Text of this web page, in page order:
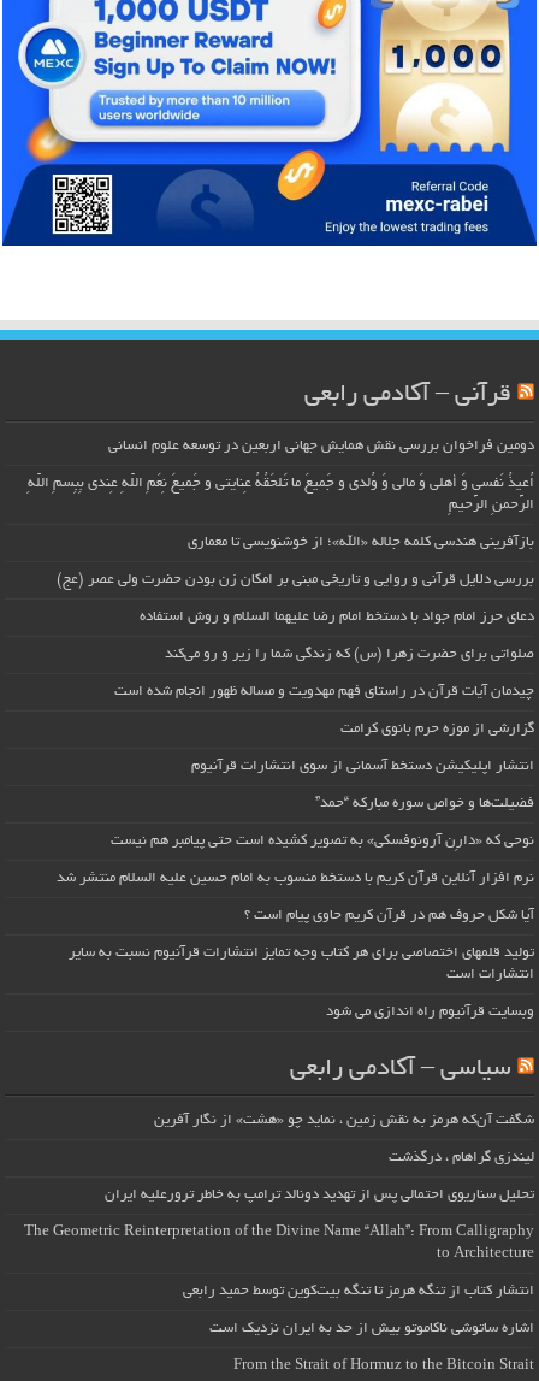
قرآنی – آکادمی رابعی
دومین فراخوان بررسی نقش همایش جهانی اربعین در توسعه علوم انسانی
اُعیذُ نَفسی وَ أهلی وَ مالی وَ وُلدی و جَمیعَ ما تَلحَقُهُ عِنایتی و جَمیعَ نِعَمِ اللّهِ عِندی بِبِسمِ اللّهِ
الرَّحمنِ الرَّحیمِ
بازآفرینی هندسی کلمه جلاله «الله»؛ از خوشنویسی تا معماری
بررسی دلایل قرآنی و روایی و تاریخی مبنی بر امکان زن بودن حضرت ولی عصر (عج)
دعای حرز امام جواد با دستخط امام رضا علیهما السلام و روش استفاده
صلواتی برای حضرت زهرا (س) که زندگی شما را زیر و رو می‌کند
چیدمان آیات قرآن در راستای فهم مهدویت و مساله ظهور انجام شده است
گزارشی از موزه حرم بانوی کرامت
انتشار اپلیکیشن دستخط آسمانی از سوی انتشارات قرآنیوم
فضیلت‌ها و خواص سوره مبارکه “حمد”
نوحی که «دارِن آرونوفسکی» به تصویر کشیده است حتی پیامبر هم نیست
نرم افزار آنلاین قرآن کریم با دستخط منسوب به امام حسین علیه السلام منتشر شد
آیا شکل حروف هم در قرآن کریم حاوی پیام است ؟
تولید قلمهای اختصاصی برای هر کتاب وجه تمایز انتشارات قرآنیوم نسبت به سایر
انتشارات است
وبسایت قرآنیوم راه اندازی می شود
سیاسی – آکادمی رابعی
شگفت آن‌که هرمز به نقش زمین ، نماید چو «هشت» از نگار آفرین
لیندزی گراهام ، درگذشت
تحلیل سناریوی احتمالی پس از تهدید دونالد ترامپ به خاطر ترورعلیه ایران
The Geometric Reinterpretation of the Divine Name “Allah”: From Calligraphy
to Architecture
انتشار کتاب از تنگه هرمز تا تنگه بیت‌کوین توسط حمید رابعی
اشاره ساتوشی ناکاموتو بیش از حد به ایران نزدیک است
From the Strait of Hormuz to the Bitcoin Strait